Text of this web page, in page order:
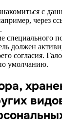
с
через
специального
должен
согласия.
умолчанию.